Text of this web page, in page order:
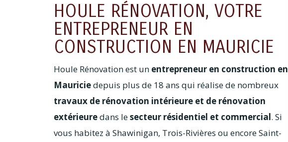
HOULE RÉNOVATION, VOTRE
ENTREPRENEUR EN
CONSTRUCTION EN MAURICIE
Houle Rénovation est un entrepreneur en construction en
Mauriciedepuis plus de 18 ans qui réalise de nombreux
travaux de rénovation intérieure et de rénovation
extérieuredans lesecteur résidentiel et commercial. Si
vous habitez à Shawinigan, Trois-Rivières ou encore Saint-